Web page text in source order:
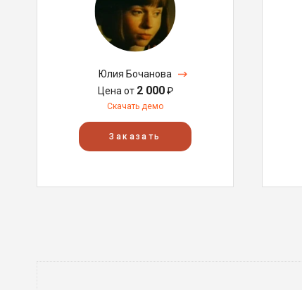
Юлия Бочанова
Цена от 2 000₽
Скачать демо
Заказать